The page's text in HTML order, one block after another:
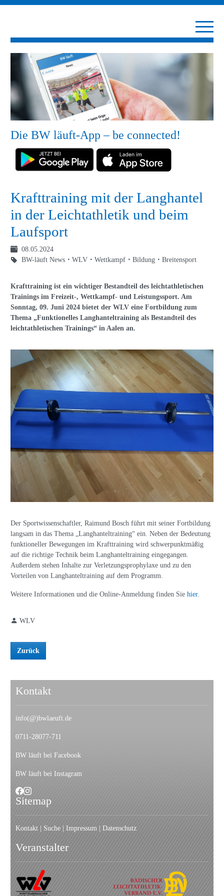
Die BW läuft-App – be connected!
Krafttraining mit der Langhantel
in der Leichtathletik und beim
Laufsport
08.05.2024
BW-läuft News
WLV Wettkampf Bildung Breitensport
Krafttraining ist ein wichtiger Bestandteil des leichtathletischen
Trainings im Freizeit-, Wettkampf- und Leistungssport. Am
Sonntag, 09. Juni 2024 bietet der WLV eine Fortbildung zum
Thema „Funktionelles Langhanteltraining als Bestandteil des
leichtathletischen Trainings“ in Aalen an.
Der Sportwissenschaftler, Raimund Bosch führt mit seiner Fortbildung
langsam in das Thema „Langhanteltraining“ ein. Neben der Bedeutung
funktioneller Bewegungen im Krafttraining wird schwerpunktmäßig
auf die richtige Technik beim Langhanteltraining eingegangen.
Außerdem stehen Inhalte zur Verletzungsprophylaxe und zu den
Vorteilen von Langhanteltraining auf dem Programm.
Weitere Informationen und die Online-Anmeldung finden Sie hier.
WLV
Zurück
Kontakt
info(@)bwlaeuft.de
0711-28077-711
BW läuft bei Facebook
BW läuft bei Instagram
Sitemap
Kontakt Suche Impressum Datenschutz
Veranstalter